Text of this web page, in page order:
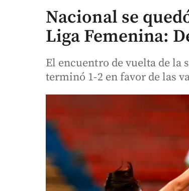
Nacional se
Liga Femenina:
El encuentro de vuelta de la
terminó 1-2 en favor de las